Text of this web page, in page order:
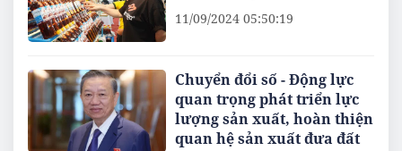
11/09/2024 05:50:19
Chuyển đổi số - Động lực
quan trọng phát triển lực
lượng sản xuất, hoàn thiện
quan hệ sản xuất đưa đất